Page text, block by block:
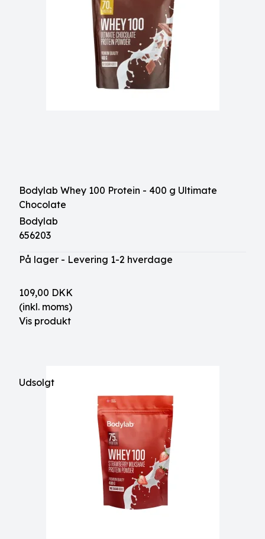
Bodylab Whey 100 Protein - 400 g Ultimate
Chocolate
Bodylab
656203
På lager - Levering 1-2 hverdage
109,00 DKK
(inkl. moms)
Vis produkt
Udsolgt